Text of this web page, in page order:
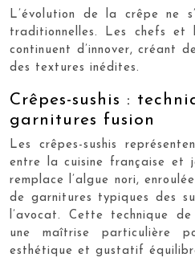
L’évolution de la crêpe ne
traditionnelles. Les chefs et
continuent d’innover, créant
des textures inédites.
Crêpes-sushis :
garnitures fusion
Les crêpes-sushis
entre la cuisine française et
remplace l’algue nori,
de garnitures typiques des
l’avocat. Cette technique
une maîtrise particulière
esthétique et gustatif